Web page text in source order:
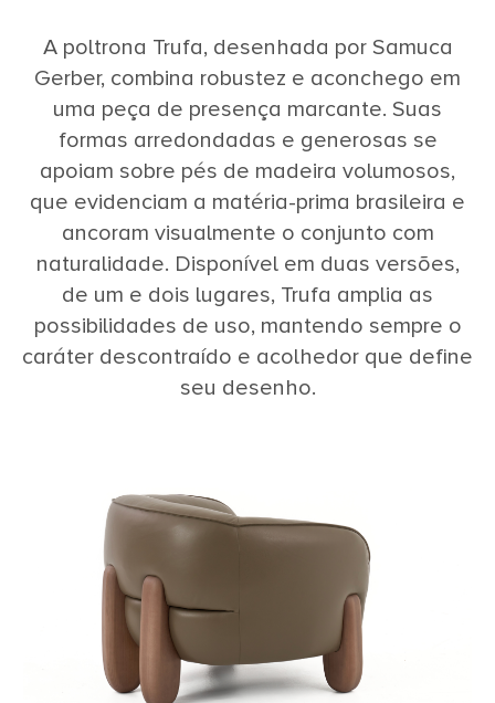
A poltrona Trufa, desenhada por Samuca
Gerber, combina robustez e aconchego em
uma peça de presença marcante. Suas
formas arredondadas e generosas se
apoiam sobre pés de madeira volumosos,
que evidenciam a matéria-prima brasileira e
ancoram visualmente o conjunto com
naturalidade. Disponível em duas versões,
de um e dois lugares, Trufa amplia as
possibilidades de uso, mantendo sempre o
caráter descontraído e acolhedor que define
seu desenho.